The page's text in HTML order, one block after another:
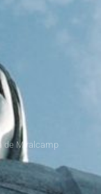
de Miralcamp